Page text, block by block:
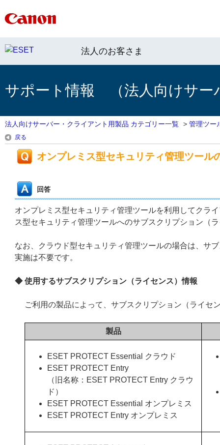
法人のお客さま
サポート情報 （法人向けサー
法人向けサーバー・クライアント用製品 カテゴリー一覧 > 管理ツー
戻る
オンプレミス型セキュリティ管理ツール
回答
オンプレミス型セキュリティ管理ツールを利用してクラ
ス型セキュリティ管理ツールへのサブスクリプション（
なお、クラウド型セキュリティ管理ツールの場合は、サ
実施は不要です。
◆ 使用するサブスクリプション（ライセンス）情報
ご利用の製品によって、サブスクリプション（ライセ
製品
ESET PROTECT Essential クラウド
ESET PROTECT Entry
（旧名称：ESET PROTECT Entry クラウ
ド）
ESET PROTECT Essential オンプレミス
ESET PROTECT Entry オンプレミス